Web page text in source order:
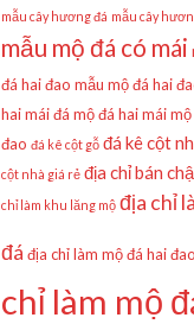
mẫu cây hương đá mẫu cây
mẫu mộ đá có mái
đá hai đao mẫu mộ đá hai
hai mái đá mộ đá hai mái mộ
đao đá kê cột gỗ đá kê cột
cột nhà giá rẻ địa chỉ bán
chỉ làm khu lăng mộ địa chỉ
đá địa chỉ làm mộ đá hai đao
chỉ làm mộ